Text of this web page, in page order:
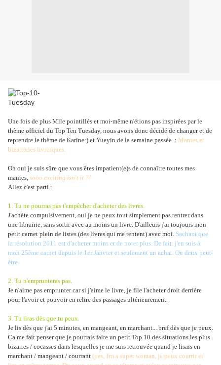
Une fois de plus Mlle pointillés et moi-même n'étions pas inspirées par le
thème officiel du Top Ten Tuesday, nous avons donc décidé de changer et de
reprendre le thème de Karine:) et Yueyin de la semaine passée : Manies et
bizarreries livresques.
Oh oui je suis sûre que vous êtes impatient(e)s de connaître toutes mes
manies, sooo exciting isn't it ?!
Allez c'est parti :
1. Tu ne pourras pas t'empêcher d'acheter des livres.
J'achète compulsivement, oui je ne peux tout simplement pas rentrer dans
une librairie, sans sortir avec au moins un livre. D'ailleurs j'ai toujours mon
petit carnet plein de listes (des livres qui me tentent) avec moi. Sachant que
la résolution 2011 est d'acheter moins et de noter plus. De fait. j'en suis à
mon 25ème carnet depuis le 1er Janvier et seulement un achat. Ou deux peut-
être.
2. Tu n'emprunteras pas.
Je n'aime pas emprunter car si j'aime le livre, je file l'acheter droit derrière
pour l'avoir et pouvoir en relire des passages ultérieurement.
3. Tu liras dès que tu peux.
Je lis dès que j'ai 5 minutes, en mangeant, en marchant... bref dès que je peux.
Ca me fait penser que je pourrais faire un petit Top 10 des situations les plus
bizarres / cocasses dans lesquelles je me suis retrouvée quand je lisais en
marchant / mangeant / courrant (yes, I'm a super woman, je peux courrir et